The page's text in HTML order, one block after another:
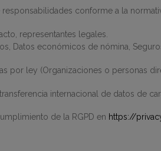
conforme a la
representantes legales.
Datos económicos de nómina,
por ley (Organizaciones o personas
internacional de datos de
de la RGPD en https://